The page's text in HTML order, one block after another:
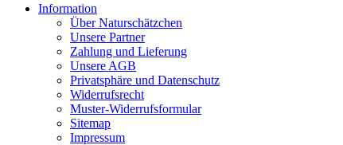
Information
Über Naturschätzchen
Unsere Partner
Zahlung und Lieferung
Unsere AGB
Privatsphäre und Datenschutz
Widerrufsrecht
Muster-Widerrufsformular
Sitemap
Impressum